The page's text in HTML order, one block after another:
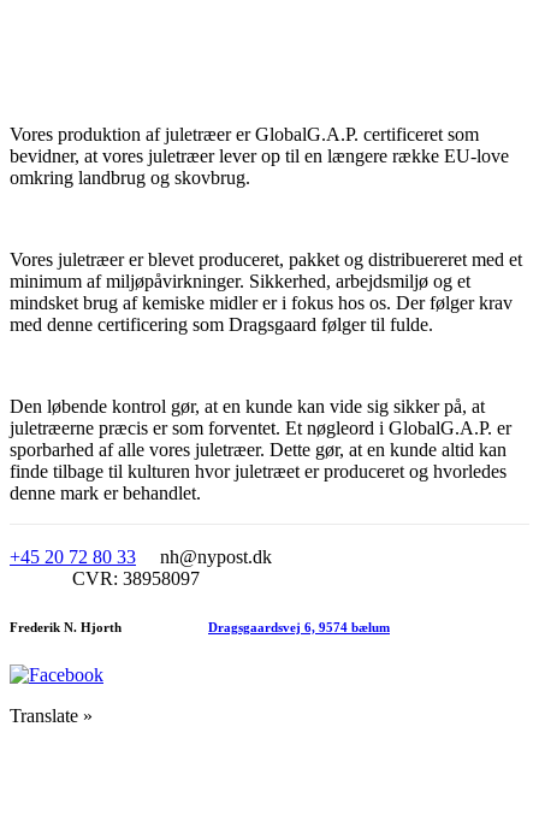
Vores produktion af juletræer er GlobalG.A.P. certificeret som
bevidner, at vores juletræer lever op til en længere række EU-love
omkring landbrug og skovbrug.
Vores juletræer er blevet produceret, pakket og distribuereret med et
minimum af miljøpåvirkninger. Sikkerhed, arbejdsmiljø og et
mindsket brug af kemiske midler er i fokus hos os. Der følger krav
med denne certificering som Dragsgaard følger til fulde.
Den løbende kontrol gør, at en kunde kan vide sig sikker på, at
juletræerne præcis er som forventet. Et nøgleord i GlobalG.A.P. er
sporbarhed af alle vores juletræer. Dette gør, at en kunde altid kan
finde tilbage til kulturen hvor juletræet er produceret og hvorledes
denne mark er behandlet.
+45 20 72 80 33
nh@nypost.dk
CVR: 38958097
Frederik N. Hjorth Dragsgaardsvej 6, 9574 bælum
Translate »